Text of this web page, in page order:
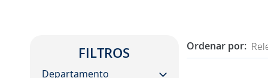
FILTROS
Departamento
10. neumáticos 235